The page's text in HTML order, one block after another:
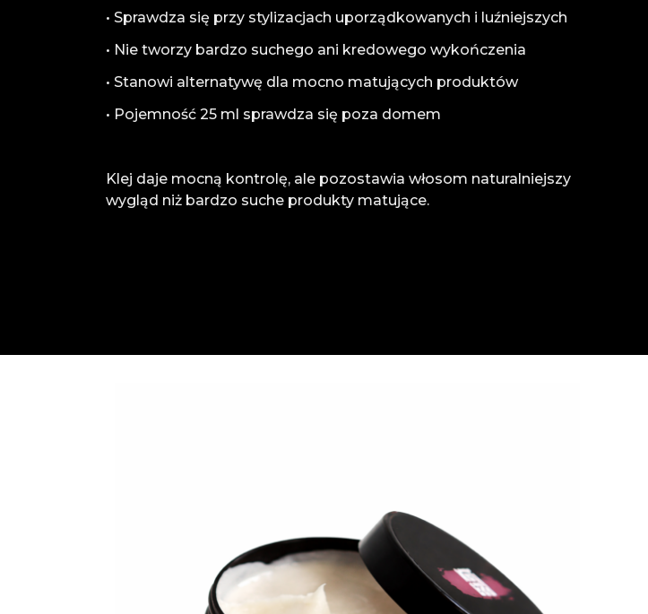
• Sprawdza się przy stylizacjach uporządkowanych i luźniejszych
• Nie tworzy bardzo suchego ani kredowego wykończenia
• Stanowi alternatywę dla mocno matujących produktów
• Pojemność 25 ml sprawdza się poza domem
Klej daje mocną kontrolę, ale pozostawia włosom naturalniejszy
wygląd niż bardzo suche produkty matujące.